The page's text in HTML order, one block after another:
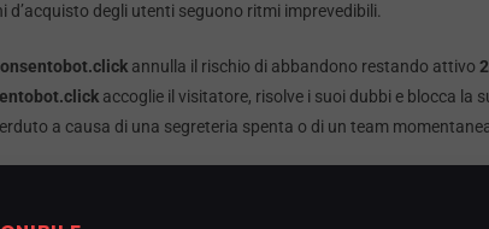
d’acquisto degli utenti seguono ritmi imprevedibili.
annulla il rischio di abbandono restando attivo
accoglie il visitatore, risolve i suoi dubbi e blocca la
a causa di una segreteria spenta o di un team